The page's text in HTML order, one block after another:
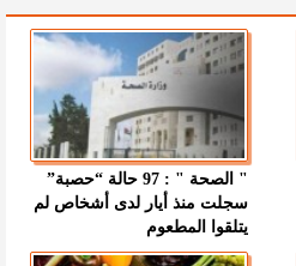
" الصحة " : 97 حالة “حصبة”
سجلت منذ أيار لدى أشخاص لم
يتلقوا المطعوم